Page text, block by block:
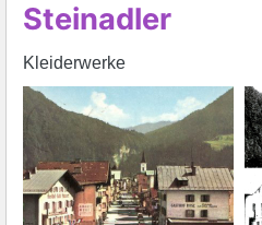
Steinadler
Kleiderwerke